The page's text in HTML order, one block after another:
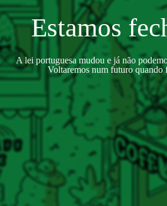
Estamos
A lei portuguesa mudou e já não
Voltaremos num futuro quando